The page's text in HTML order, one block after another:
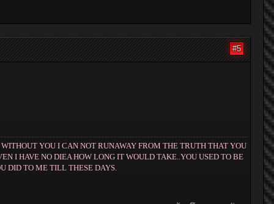
#5
YOU I CAN NOT RUNAWAY FROM THE TRUTH THAT YOU
I HAVE NO DIEA HOW LONG IT WOULD TAKE..YOU USED TO BE
DID TO ME TILL THESE DAYS.